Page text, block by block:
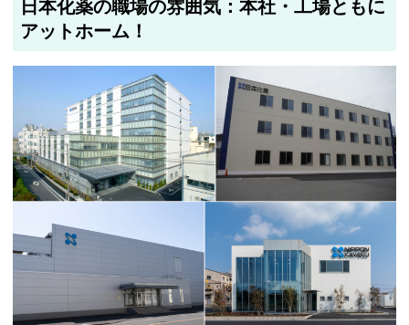
日本化薬の職場の雰囲気：本社・工場ともに
アットホーム！